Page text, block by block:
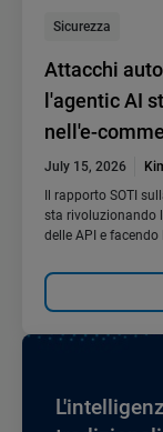
Sicurezza
Attacchi
l'agentic AI
nell'e-
July 15, 2026
Il rapporto SOTI
sta rivoluzionando
delle API e